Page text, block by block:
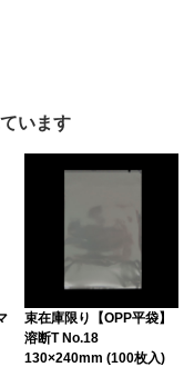
います
束在庫限り【OPP平袋】
溶断T No.18
130×240mm (100枚入)